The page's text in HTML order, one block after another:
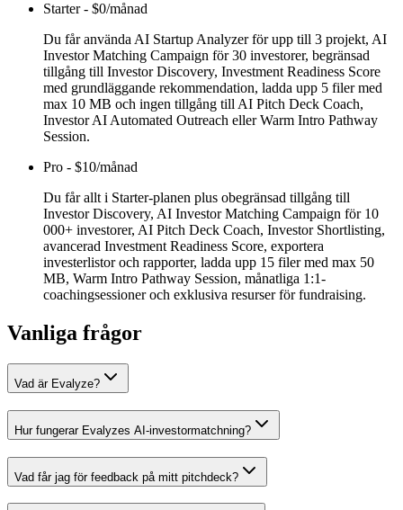
Starter- $0/månad
Du får använda AI Startup Analyzer för upp till 3 projekt, AI
Investor Matching Campaign för 30 investorer, begränsad
tillgång till Investor Discovery, Investment Readiness Score
med grundläggande rekommendation, ladda upp 5 filer med
max 10 MB och ingen tillgång till AI Pitch Deck Coach,
Investor AI Automated Outreach eller Warm Intro Pathway
Session.
Pro - $10/månad
Du får allt i Starter-planen plus obegränsad tillgång till
Investor Discovery, AI Investor Matching Campaign för 10
000+ investorer, AI Pitch Deck Coach, Investor Shortlisting,
avancerad Investment Readiness Score, exportera
investerlistor och rapporter, ladda upp 15 filer med max 50
MB, Warm Intro Pathway Session, månatliga 1:1-
coachingsessioner och exklusiva resurser för fundraising.
Vanliga frågor
Vad är Evalyze?
Hur fungerar Evalyzes AI-investormatchning?
Vad får jag för feedback på mitt pitchdeck?